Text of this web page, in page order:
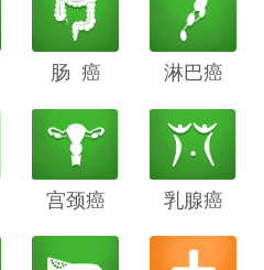
子宫内膜
癌
肠 癌 膀胱癌
淋巴癌
骨癌
宫颈癌 喉癌
乳腺癌